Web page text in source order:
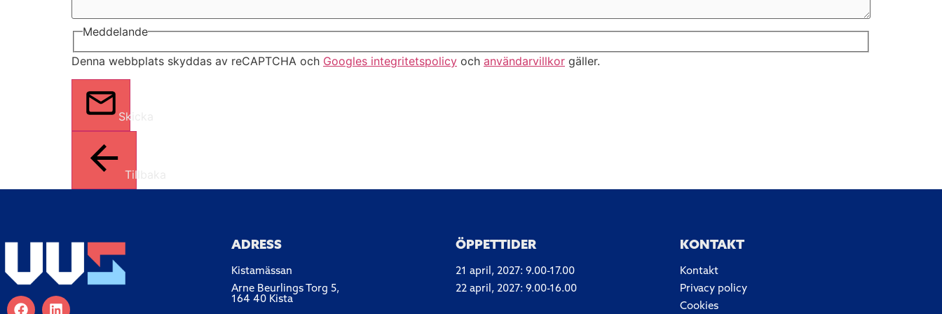
Meddelande
Denna webbplats skyddas av reCAPTCHA och Googles integritetspolicy och användarvillkor gäller.
Skicka
Tillbaka
ADRESS
Kistamässan
Arne Beurlings Torg 5,
164 40 Kista
ÖPPETTIDER
21 april, 2027: 9.00-17.00
22 april, 2027: 9.00-16.00
KONTAKT
Kontakt
Privacy policy
Cookies